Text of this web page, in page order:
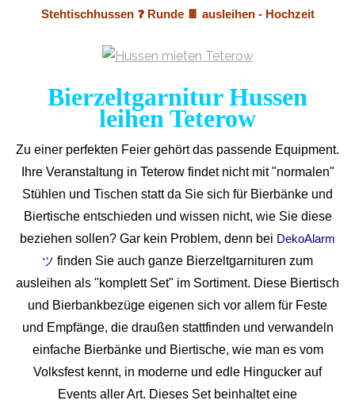
Stehtischhussen ❓ Runde 🍫 ausleihen - Hochzeit
Bierzeltgarnitur Hussen
leihen Teterow
Zu einer perfekten Feier gehört das passende Equipment.
Ihre Veranstaltung in Teterow findet nicht mit "normalen"
Stühlen und Tischen statt da Sie sich für Bierbänke und
Biertische entschieden und wissen nicht, wie Sie diese
beziehen sollen? Gar kein Problem, denn bei DekoAlarm
ツ finden Sie auch ganze Bierzeltgarnituren zum
ausleihen als "komplett Set" im Sortiment. Diese Biertisch
und Bierbankbezüge eigenen sich vor allem für Feste
und Empfänge, die draußen stattfinden und verwandeln
einfache Bierbänke und Biertische, wie man es vom
Volksfest kennt, in moderne und edle Hingucker auf
Events aller Art. Dieses Set beinhaltet eine